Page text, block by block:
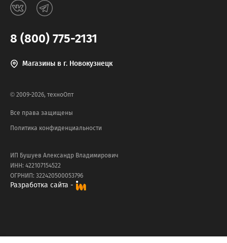
8 (800) 775-2131
Магазины в г. Новокузнецк
© 2009-2026, техноОпт
Все права защищены
Политика конфиденциальности
ИП Бушуев Александр Владимирович
ИНН: 422107154522
ОГРНИП: 322420500053796
Разработка сайта -